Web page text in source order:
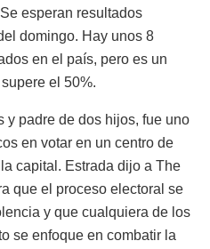
esperan resultados
domingo. Hay unos 8
en el país, pero es un
el 50%.
y padre de dos hijos, fue uno
en votar en un centro de
capital. Estrada dijo a The
que el proceso electoral se
y que cualquiera de los
se enfoque en combatir la